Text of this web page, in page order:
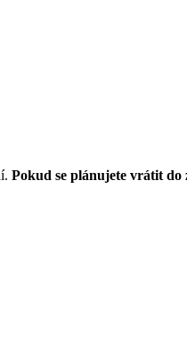
Pokud se plánujete vrátit do